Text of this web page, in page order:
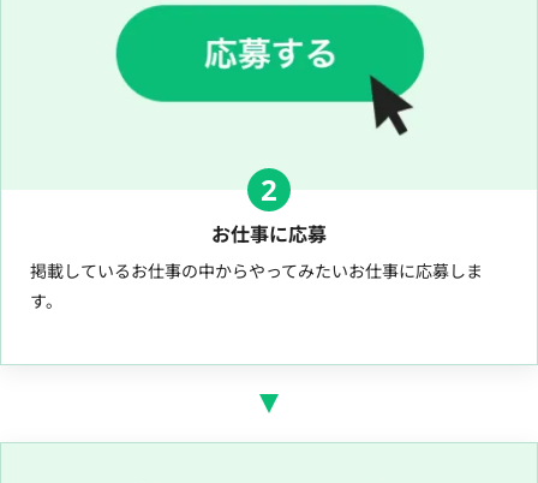
2
お仕事に応募
掲載しているお仕事の中からやってみたいお仕事に応募しま
す。